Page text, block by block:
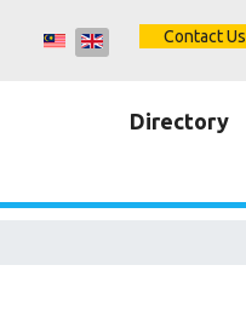
Contact Us
Directory